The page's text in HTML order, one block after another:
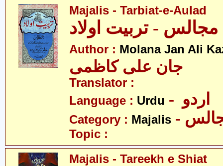
Majalis - Tarbiat-e-Aulad
Author : Molana Jan Ali
جان علی کاظمی
Translator :
Language : Urdu
Category : Majalis
Topic :
Majalis - Tareekh e Shiat